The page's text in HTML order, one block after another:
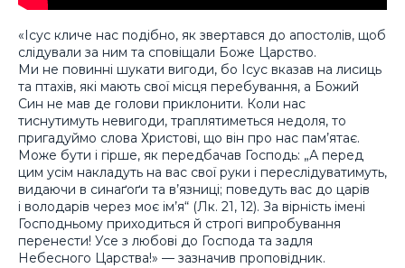
«Ісус кличе нас подібно, як звертався до апостолів, щоб
слідували за ним та сповіщали Боже Царство.
Ми не повинні шукати вигоди, бо Ісус вказав на лисиць
та птахів, які мають свої місця перебування, а Божий
Син не мав де голови приклонити. Коли нас
тиснутимуть невигоди, траплятиметься недоля, то
пригадуймо слова Христові, що він про нас пам’ятає.
Може бути і гірше, як передбачав Господь: „А перед
цим усім накладуть на вас свої руки і переслідуватимуть,
видаючи в синаґоґи та в’язниці; поведуть вас до царів
і володарів через моє ім’я“ (Лк. 21, 12). За вірність імені
Господньому приходиться й строгі випробування
перенести! Усе з любові до Господа та задля
Небесного Царства!» — зазначив проповідник.